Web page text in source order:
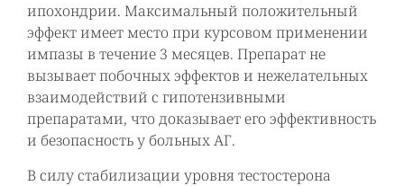
ипохондрии. Максимальный положительный
эффект имеет место при курсовом применении
импазы в течение 3 месяцев. Препарат не
вызывает побочных эффектов и нежелательных
взаимодействий с гипотензивными
препаратами, что доказывает его эффективность
и безопасность у больных АГ.
В силу стабилизации уровня тестостерона